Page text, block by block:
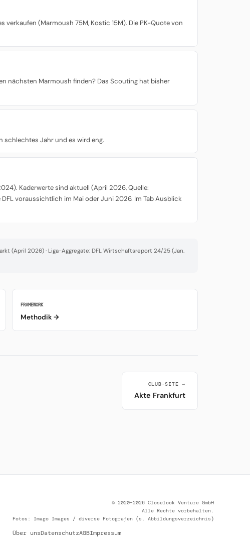
(Marmoush 75M, Kostic 15M). Die PK-Quote von
nächsten Marmoush finden? Das Scouting hat bisher
schlechtes Jahr und es wird eng.
Kaderwerte sind aktuell (April 2026, Quelle:
voraussichtlich im Mai oder Juni 2026. Im Tab Ausblick
(April 2026) · Liga-Aggregate: DFL Wirtschaftsreport 24/25 (Jan.
FRAMEWORK
Methodik →
CLUB-SITE →
Akte Frankfurt
© 2020–2026 Closelook Venture GmbH
Alle Rechte vorbehalten.
Fotos: Imago Images / diverse Fotografen (s. Abbildungsverzeichnis)
Über unsDatenschutzAGBImpressum